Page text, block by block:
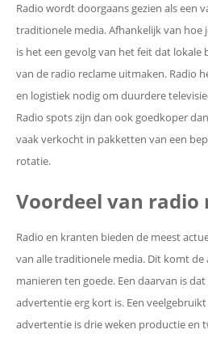
Radio wordt doorgaans gezien als een
traditionele media. Afhankelijk van
is het een gevolg van het feit dat lokale
van de radio reclame uitmaken. Radio
en logistiek nodig om duurdere
Radio spots zijn dan ook goedkoper
vaak verkocht in pakketten van een
rotatie.
Voordeel van radio
Radio en kranten bieden de meest
van alle traditionele media. Dit komt
manieren ten goede. Een daarvan is
advertentie erg kort is. Een
advertentie is drie weken productie en